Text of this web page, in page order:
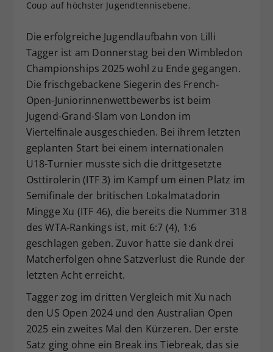
Coup auf höchster Jugendtennisebene.
Die erfolgreiche Jugendlaufbahn von Lilli
Tagger ist am Donnerstag bei den Wimbledon
Championships 2025 wohl zu Ende gegangen.
Die frischgebackene Siegerin des French-
Open-Juniorinnenwettbewerbs ist beim
Jugend-Grand-Slam von London im
Viertelfinale ausgeschieden. Bei ihrem letzten
geplanten Start bei einem internationalen
U18-Turnier musste sich die drittgesetzte
Osttirolerin (ITF 3) im Kampf um einen Platz im
Semifinale der britischen Lokalmatadorin
Mingge Xu (ITF 46), die bereits die Nummer 318
des WTA-Rankings ist, mit 6:7 (4), 1:6
geschlagen geben. Zuvor hatte sie dank drei
Matcherfolgen ohne Satzverlust die Runde der
letzten Acht erreicht.
Tagger zog im dritten Vergleich mit Xu nach
den US Open 2024 und den Australian Open
2025 ein zweites Mal den Kürzeren. Der erste
Satz ging ohne ein Break ins Tiebreak, das sie
Zweck
zufällig generierte ID, für die
historische Speicherung Ihrer
vorgenommen Einstellungen, falls der
Webseiten-Betreiber dies eingestellt